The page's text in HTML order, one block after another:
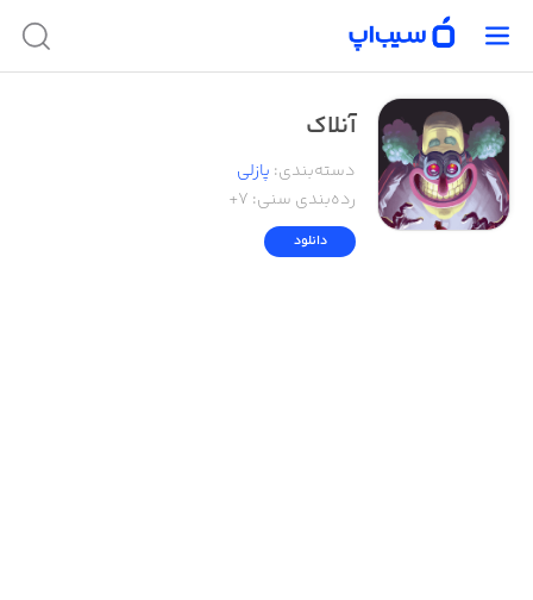
آنلاک
دسته‌بندی: پازلی
رده‌بندی سنی: ۷+
دانلود